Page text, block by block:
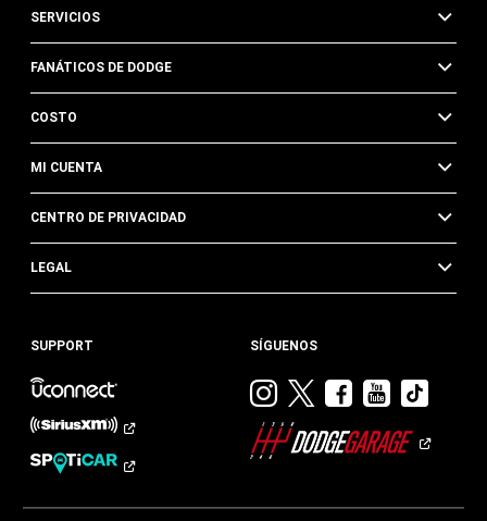
SERVICIOS
FANÁTICOS DE DODGE
COSTO
MI CUENTA
CENTRO DE PRIVACIDAD
LEGAL
SUPPORT SÍGUENOS
Visitar
Dodge
en
Visitar
en
Visitar
en
Visitar
en en